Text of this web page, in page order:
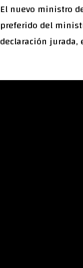
El nuevo ministro
preferido del
declaración jurada,